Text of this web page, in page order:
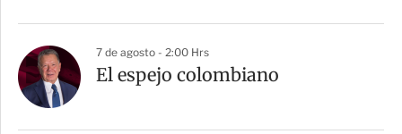
7 de agosto - 2:00 Hrs
El espejo colombiano